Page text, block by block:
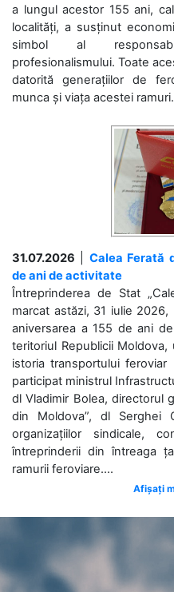
a lungul acestor 155 ani,
localități, a susținut
simbol al
profesionalismului. Toate
datorită generațiilor de
munca și viața acestei
31.07.2026
Calea Ferată
de ani de activitate
Întreprinderea de Stat
marcat astăzi, 31 iulie
aniversarea a 155 de ani
teritoriul Republicii
istoria transportului
participat ministrul
dl Vladimir Bolea, directorul
din Moldova”, dl Serghei
organizațiilor sindicale,
întreprinderii din întreaga
ramurii feroviare....
Afișați